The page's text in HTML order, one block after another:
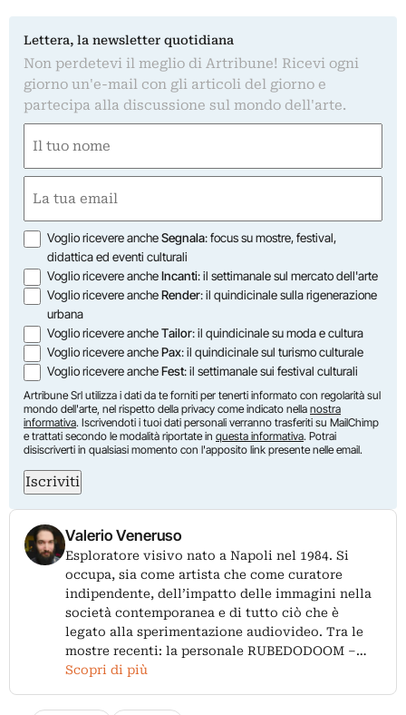
Lettera, la newsletter quotidiana
Non perdetevi il meglio di Artribune! Ricevi ogni
giorno un'e-mail con gli articoli del giorno e
partecipa alla discussione sul mondo dell'arte.
(Required)
First
(Required)
Opzioni
Voglio ricevere ancheSegnala: focus su mostre, festival,
didattica ed eventi culturali
Voglio ricevere ancheIncanti: il settimanale sul mercato dell'arte
Voglio ricevere ancheRender: il quindicinale sulla rigenerazione
urbana
Voglio ricevere ancheTailor: il quindicinale su moda e cultura
Voglio ricevere anchePax: il quindicinale sul turismo culturale
Voglio ricevere ancheFest: il settimanale sui festival culturali
Artribune Srl utilizza i dati da te forniti per tenerti informato con regolarità sul
mondo dell'arte, nel rispetto della privacy come indicato nella nostra
informativa. Iscrivendoti i tuoi dati personali verranno trasferiti su MailChimp
e trattati secondo le modalità riportate in questa informativa. Potrai
disiscriverti in qualsiasi momento con l'apposito link presente nelle email.
Iscriviti
Valerio Veneruso
Esploratore visivo nato a Napoli nel 1984. Si
occupa, sia come artista che come curatore
indipendente, dell’impatto delle immagini nella
società contemporanea e di tutto ciò che è
legato alla sperimentazione audiovideo. Tra le
mostre recenti: la personale RUBEDODOOM –…
Scopri di più